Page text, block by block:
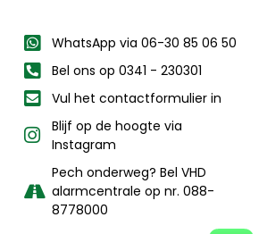
WhatsApp via 06-30 85 06 50
Bel ons op 0341 - 230301
Vul het contactformulier in
Blijf op de hoogte via
Instagram
Pech onderweg? Bel VHD
alarmcentrale op nr. 088-
8778000